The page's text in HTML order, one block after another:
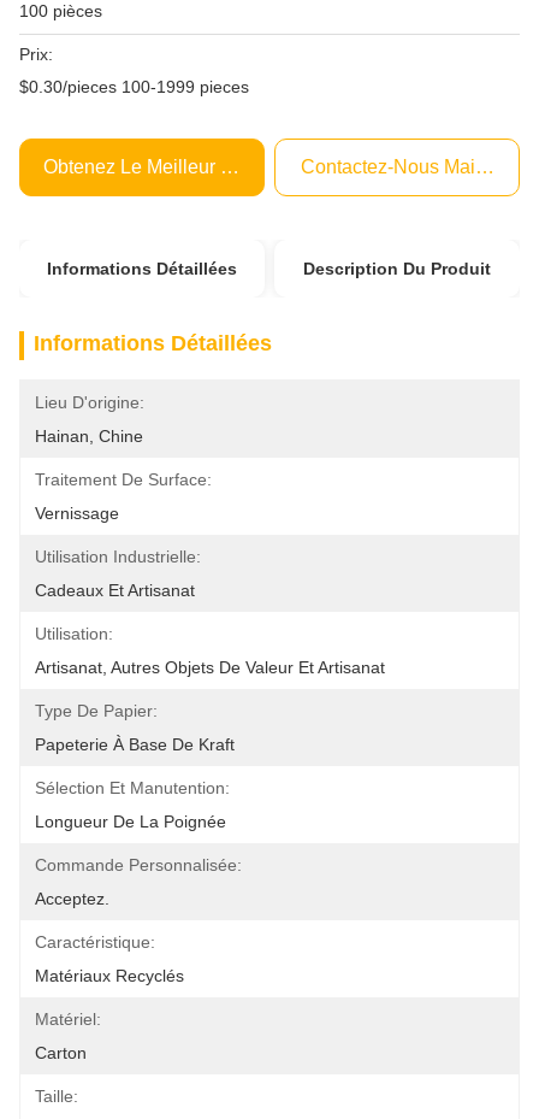
100 pièces
Prix:
$0.30/pieces 100-1999 pieces
Obtenez Le Meilleur Prix Contactez-Nous Maintenant
Informations Détaillées Description Du Produit
Informations Détaillées
Lieu D'origine:
Hainan, Chine
Traitement De Surface:
Vernissage
Utilisation Industrielle:
Cadeaux Et Artisanat
Utilisation:
Artisanat, Autres Objets De Valeur Et Artisanat
Type De Papier:
Papeterie À Base De Kraft
Sélection Et Manutention:
Longueur De La Poignée
Commande Personnalisée:
Acceptez.
Caractéristique:
Matériaux Recyclés
Matériel:
Carton
Taille: